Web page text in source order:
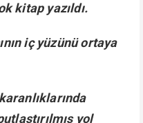
kitap yazıldı.
iç yüzünü ortaya
yol